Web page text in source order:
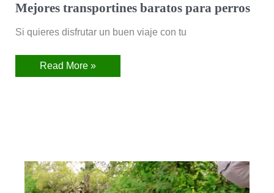
Mejores transportines baratos para perros
Si quieres disfrutar un buen viaje con tu
Read More »